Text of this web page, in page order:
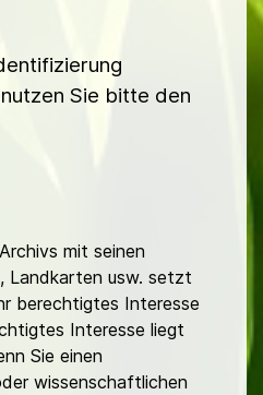
Sie bitte den
mit seinen
Landkarten usw. setzt
berechtigtes Interesse
Interesse liegt
Sie einen
wissenschaftlichen